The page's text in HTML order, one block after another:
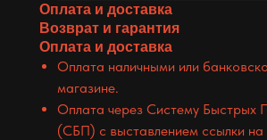
Оплата и доставка
Возврат и гарантия
Оплата и доставка
Оплата наличными или
магазине.
Оплата через Систему Быстрых
(СБП) с выставлением ссылки на